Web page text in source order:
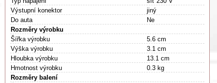
Výstupní konektor
jiný
Do auta
Ne
Rozměry výrobku
Šířka výrobku
5.6 cm
Výška výrobku
3.1 cm
Hloubka výrobku
13.1 cm
Hmotnost výrobku
0.3 kg
Rozměry balení